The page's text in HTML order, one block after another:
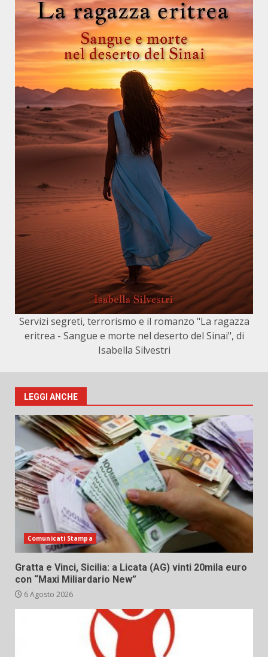
Servizi segreti, terrorismo e il romanzo "La ragazza
eritrea - Sangue e morte nel deserto del Sinai", di
Isabella Silvestri
LEGGI ANCHE
Comunicati Stampa
Gratta e Vinci, Sicilia: a Licata (AG) vinti 20mila euro
con “Maxi Miliardario New”
6 Agosto 2026